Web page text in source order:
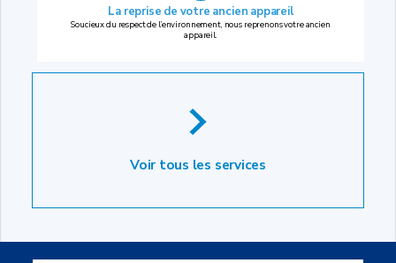
La reprise de votre ancien appareil
Soucieux du respect de l’environnement, nous reprenons votre ancien
appareil.
Voir tous les services